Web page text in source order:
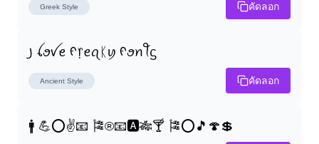
Greek Style คัดลอก
꠸ ꪶꪮꪜꫀ ᠻ᥅ꫀꪖᛕꪗ ᠻꪮꪀꪻᦓ
Ancient Style คัดลอก
🚹 💪⭕✌📧 🎏®📧🅰🎋🍸 🎏⭕🎵🍄💲